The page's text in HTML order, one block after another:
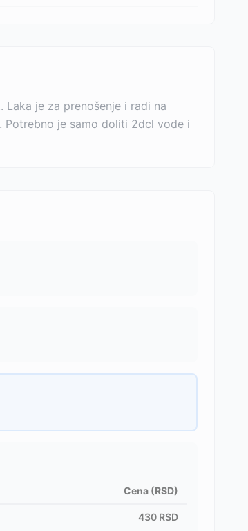
je za prenošenje i radi na
Potrebno je samo doliti 2dcl vode i
Cena (RSD)
430 RSD